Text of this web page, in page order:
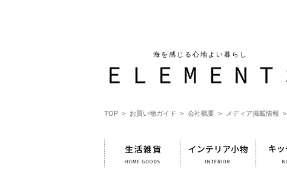
海を感じる心地よい暮らし
TOP > お買い物ガイド > 会社概要 > メディア掲載情報 >